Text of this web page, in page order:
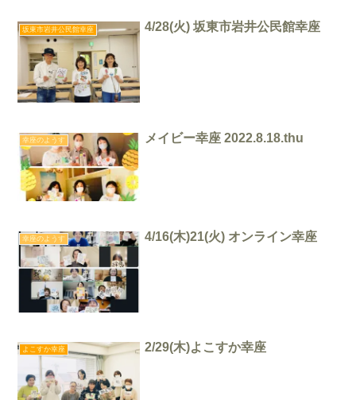
坂東市岩井公民館幸座 4/28(火) 坂東市岩井公民館幸座
幸座のようす メイビー幸座 2022.8.18.thu
幸座のようす 4/16(木)21(火) オンライン幸座
よこすか幸座 2/29(木)よこすか幸座